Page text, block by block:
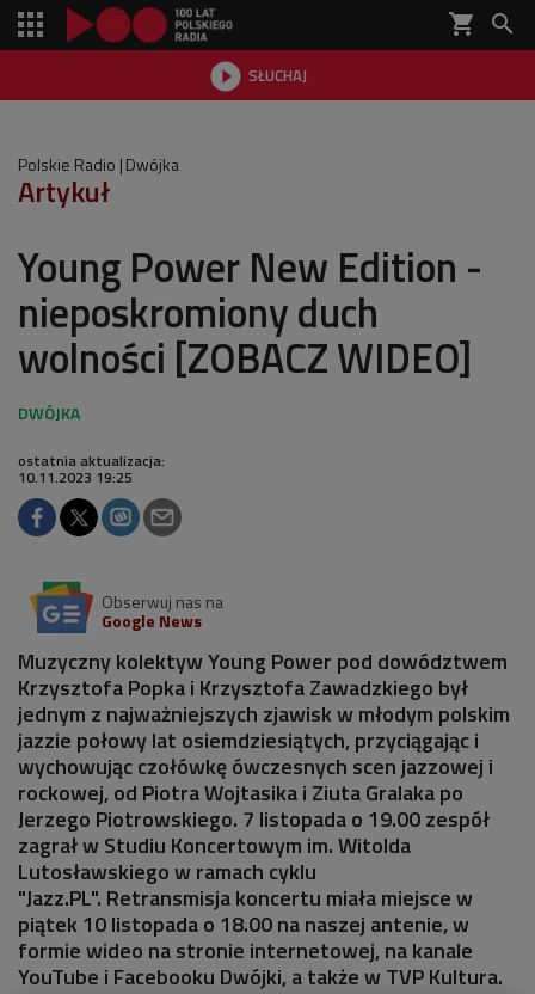
shopping_cart 
 SŁUCHAJ

Polskie Radio Dwójka
Artykuł
Young Power New Edition -
nieposkromiony duch
wolności [ZOBACZ WIDEO]
ostatnia aktualizacja:
10.11.2023 19:25
Obserwuj nas na
Google News
Muzyczny kolektyw Young Power pod dowództwem
Krzysztofa Popka i Krzysztofa Zawadzkiego był
jednym z najważniejszych zjawisk w młodym polskim
jazzie połowy lat osiemdziesiątych, przyciągając i
wychowując czołówkę ówczesnych scen jazzowej i
rockowej, od Piotra Wojtasika i Ziuta Gralaka po
Jerzego Piotrowskiego. 7 listopada o 19.00 zespół
zagrał w Studiu Koncertowym im. Witolda
Lutosławskiego w ramach cyklu
"Jazz.PL". Retransmisja koncertu miała miejsce w
piątek 10 listopada o 18.00 na naszej antenie, w
formie wideo na stronie internetowej, na kanale
YouTube i Facebooku Dwójki, a także w TVP Kultura.